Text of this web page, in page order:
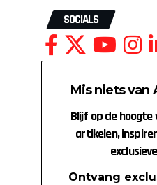
SOCIALS
Mis niets van
Blijf op de hoogte
artikelen,
Ontvang